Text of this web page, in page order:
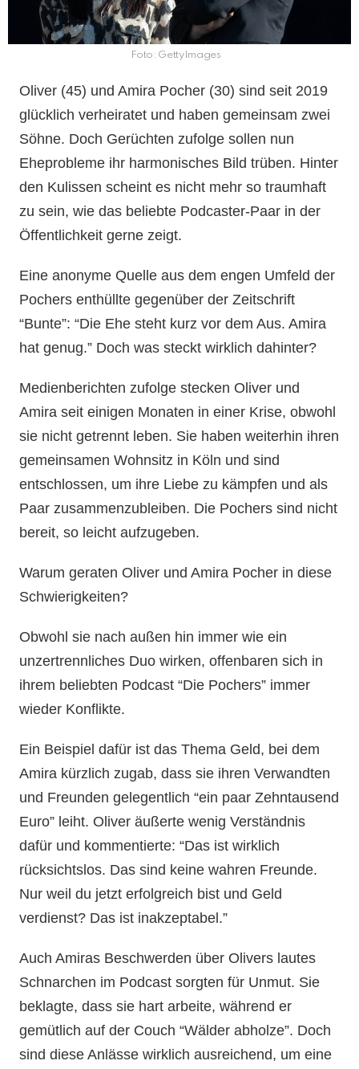
Foto: GettyImages
Oliver (45) und Amira Pocher (30) sind seit 2019
glücklich verheiratet und haben gemeinsam zwei
Söhne. Doch Gerüchten zufolge sollen nun
Eheprobleme ihr harmonisches Bild trüben. Hinter
den Kulissen scheint es nicht mehr so traumhaft
zu sein, wie das beliebte Podcaster-Paar in der
Öffentlichkeit gerne zeigt.
Eine anonyme Quelle aus dem engen Umfeld der
Pochers enthüllte gegenüber der Zeitschrift
“Bunte”: “Die Ehe steht kurz vor dem Aus. Amira
hat genug.” Doch was steckt wirklich dahinter?
Medienberichten zufolge stecken Oliver und
Amira seit einigen Monaten in einer Krise, obwohl
sie nicht getrennt leben. Sie haben weiterhin ihren
gemeinsamen Wohnsitz in Köln und sind
entschlossen, um ihre Liebe zu kämpfen und als
Paar zusammenzubleiben. Die Pochers sind nicht
bereit, so leicht aufzugeben.
Warum geraten Oliver und Amira Pocher in diese
Schwierigkeiten?
Obwohl sie nach außen hin immer wie ein
unzertrennliches Duo wirken, offenbaren sich in
ihrem beliebten Podcast “Die Pochers” immer
wieder Konflikte.
Ein Beispiel dafür ist das Thema Geld, bei dem
Amira kürzlich zugab, dass sie ihren Verwandten
und Freunden gelegentlich “ein paar Zehntausend
Euro” leiht. Oliver äußerte wenig Verständnis
dafür und kommentierte: “Das ist wirklich
rücksichtslos. Das sind keine wahren Freunde.
Nur weil du jetzt erfolgreich bist und Geld
verdienst? Das ist inakzeptabel.”
Auch Amiras Beschwerden über Olivers lautes
Schnarchen im Podcast sorgten für Unmut. Sie
beklagte, dass sie hart arbeite, während er
gemütlich auf der Couch “Wälder abholze”. Doch
sind diese Anlässe wirklich ausreichend, um eine